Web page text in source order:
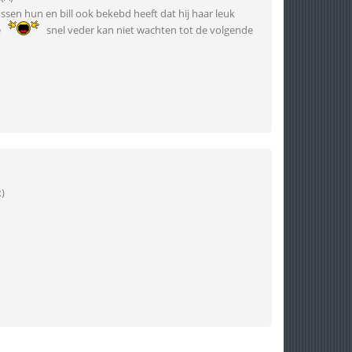
hun en bill ook bekebd heeft dat hij haar leuk
snel veder kan niet wachten tot de volgende